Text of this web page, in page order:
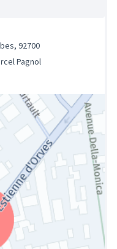
92700
Pagnol